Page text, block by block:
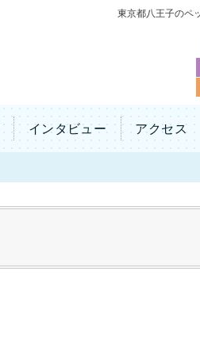
東京都八王子のペ
インタビュー アクセス